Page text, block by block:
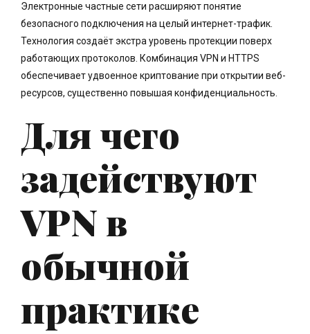
Электронные частные сети расширяют понятие
безопасного подключения на целый интернет-трафик.
Технология создаёт экстра уровень протекции поверх
работающих протоколов. Комбинация VPN и HTTPS
обеспечивает удвоенное криптование при открытии веб-
ресурсов, существенно повышая конфиденциальность.
Для чего
задействуют
VPN в
обычной
практике